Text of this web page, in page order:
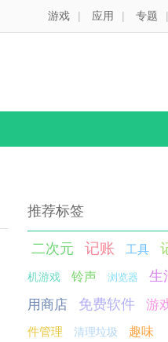
游戏 | 应用 | 专题 |
推荐标签
二次元 记账 工具
机游戏 铃声 浏览器 生
用商店
免费软件 游
件管理
清理垃圾 趣味